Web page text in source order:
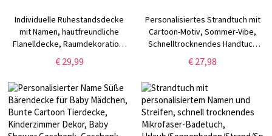
Individuelle Ruhestandsdecke
mit Namen, hautfreundliche
Flanelldecke, Raumdekoration,
lustiges Abschiedsgeschenk,
Abschiedsgeschenk, Geschenke
€ 29,99
Personalisiertes Strandtuch mit
Cartoon-Motiv, Sommer-Vibe,
Schnelltrocknendes Handtuch
aus superfeiner Faser, Poolparty-
Gastgeschenk, Urlaubsgeschenk
für Kinder/Erwachsene/Familie
€ 27,98